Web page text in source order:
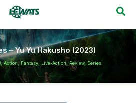
– Yu Yu Hakusho (2023)
, Action Fantasy, Live-Action,Review, Series